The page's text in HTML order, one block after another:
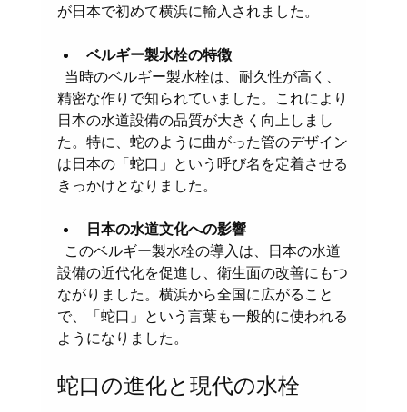
が日本で初めて横浜に輸入されました。
ベルギー製水栓の特徴
精密な作りで知られていました。これにより
日本の水道設備の品質が大きく向上しまし
た。特に、蛇のように曲がった管のデザイン
は日本の「蛇口」という呼び名を定着させる
きっかけとなりました。
日本の水道文化への影響
設備の近代化を促進し、衛生面の改善にもつ
ながりました。横浜から全国に広がること
で、「蛇口」という言葉も一般的に使われる
ようになりました。
蛇口の進化と現代の水栓